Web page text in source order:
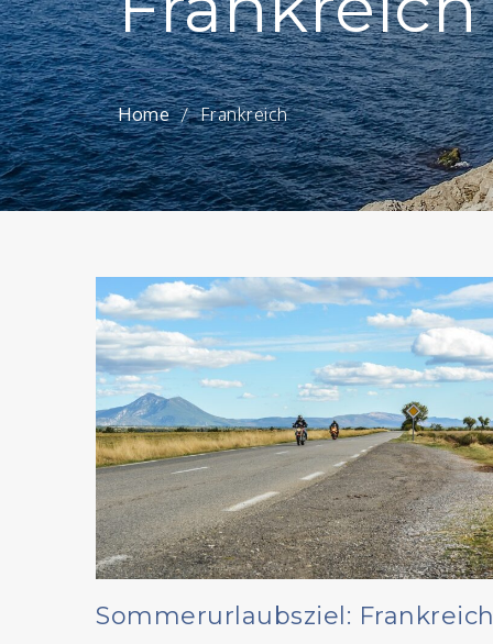
Home Frankreich
Sommerurlaubsziel: Frankreich